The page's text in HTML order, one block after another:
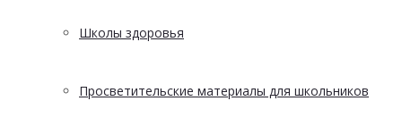
Школы здоровья
Просветительские материалы для школьников